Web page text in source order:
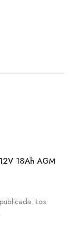
18Ah AGM
Los